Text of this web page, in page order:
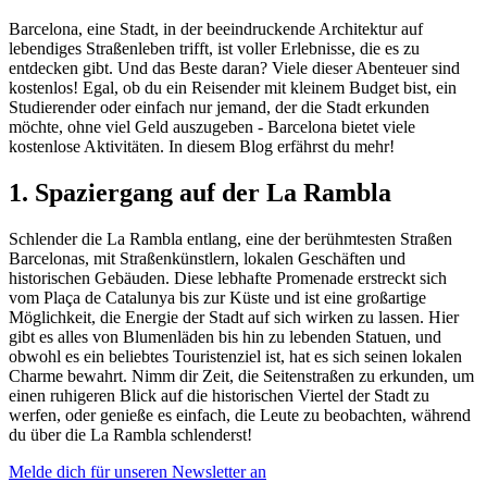
Barcelona, eine Stadt, in der beeindruckende Architektur auf
lebendiges Straßenleben trifft, ist voller Erlebnisse, die es zu
entdecken gibt. Und das Beste daran? Viele dieser Abenteuer sind
kostenlos! Egal, ob du ein Reisender mit kleinem Budget bist, ein
Studierender oder einfach nur jemand, der die Stadt erkunden
möchte, ohne viel Geld auszugeben - Barcelona bietet viele
kostenlose Aktivitäten. In diesem Blog erfährst du mehr!
1. Spaziergang auf der La Rambla
Schlender die La Rambla entlang, eine der berühmtesten Straßen
Barcelonas, mit Straßenkünstlern, lokalen Geschäften und
historischen Gebäuden. Diese lebhafte Promenade erstreckt sich
vom Plaça de Catalunya bis zur Küste und ist eine großartige
Möglichkeit, die Energie der Stadt auf sich wirken zu lassen. Hier
gibt es alles von Blumenläden bis hin zu lebenden Statuen, und
obwohl es ein beliebtes Touristenziel ist, hat es sich seinen lokalen
Charme bewahrt. Nimm dir Zeit, die Seitenstraßen zu erkunden, um
einen ruhigeren Blick auf die historischen Viertel der Stadt zu
werfen, oder genieße es einfach, die Leute zu beobachten, während
du über die La Rambla schlenderst!
Melde dich für unseren Newsletter an